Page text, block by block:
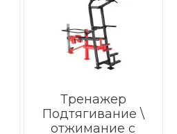
Тренажер
Подтягивание \
отжимание с